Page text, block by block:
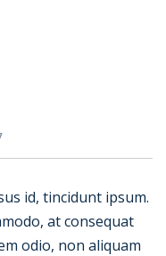
Kontakt
id, tincidunt ipsum.
at consequat
odio, non aliquam